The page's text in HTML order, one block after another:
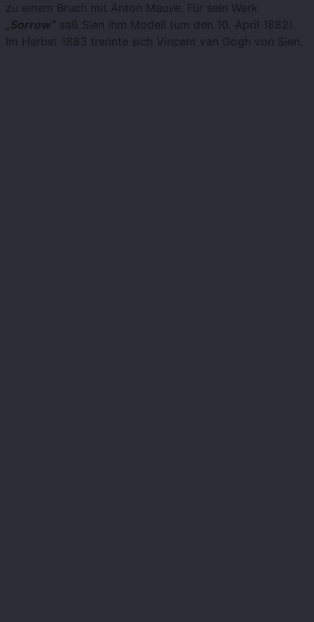
zu einem Bruch mit Anton Mauve. Für sein Werk
„Sorrow“ saß Sien ihm Modell (um den 10. April 1882).
Im Herbst 1883 trennte sich Vincent van Gogh von Sien.